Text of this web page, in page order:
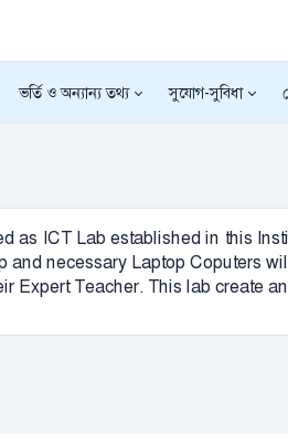
ভর্তি ও অন্যান্য তথ্য সুযোগ-সুবিধা
as ICT Lab established in this
and necessary Laptop Coputers
Expert Teacher. This lab create